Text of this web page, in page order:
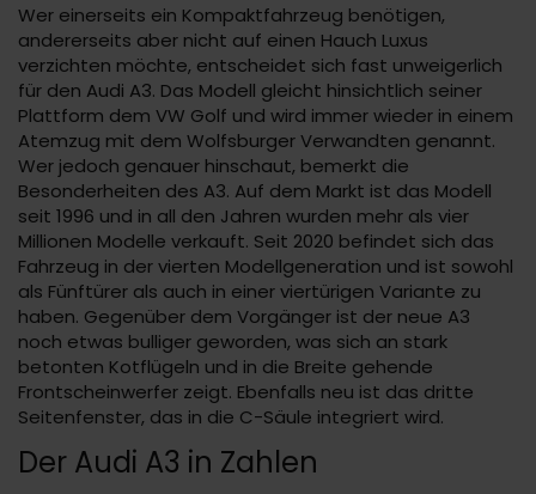
Wer einerseits ein Kompaktfahrzeug benötigen,
andererseits aber nicht auf einen Hauch Luxus
verzichten möchte, entscheidet sich fast unweigerlich
für den Audi A3. Das Modell gleicht hinsichtlich seiner
Plattform dem VW Golf und wird immer wieder in einem
Atemzug mit dem Wolfsburger Verwandten genannt.
Wer jedoch genauer hinschaut, bemerkt die
Besonderheiten des A3. Auf dem Markt ist das Modell
seit 1996 und in all den Jahren wurden mehr als vier
Millionen Modelle verkauft. Seit 2020 befindet sich das
Fahrzeug in der vierten Modellgeneration und ist sowohl
als Fünftürer als auch in einer viertürigen Variante zu
haben. Gegenüber dem Vorgänger ist der neue A3
noch etwas bulliger geworden, was sich an stark
betonten Kotflügeln und in die Breite gehende
Frontscheinwerfer zeigt. Ebenfalls neu ist das dritte
Seitenfenster, das in die C-Säule integriert wird.
Der Audi A3 in Zahlen